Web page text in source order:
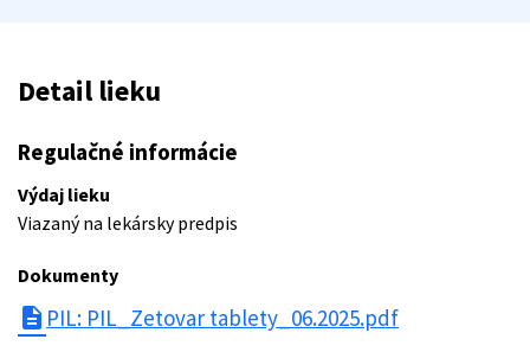
Detail lieku
Regulačné informácie
Výdaj lieku
Viazaný na lekársky predpis
Dokumenty
description PIL: PIL_Zetovar tablety_06.2025.pdf